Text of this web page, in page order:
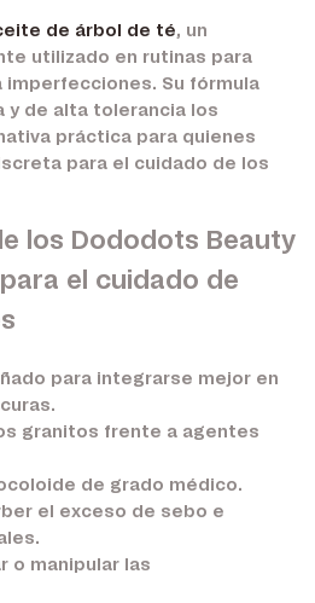
de árbol de té, un
utilizado en rutinas para
imperfecciones. Su fórmula
y de alta tolerancia los
práctica para quienes
para el cuidado de los
los Dododots Beauty
el cuidado de
para integrarse mejor en
granitos frente a agentes
de grado médico.
el exceso de sebo e
o manipular las